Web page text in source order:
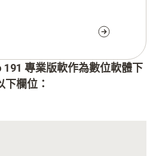
專業版軟作為數位軟體下
欄位：